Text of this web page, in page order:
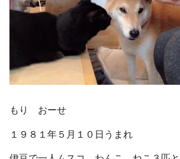
もり おーせ
１９８１年５月１０日うまれ